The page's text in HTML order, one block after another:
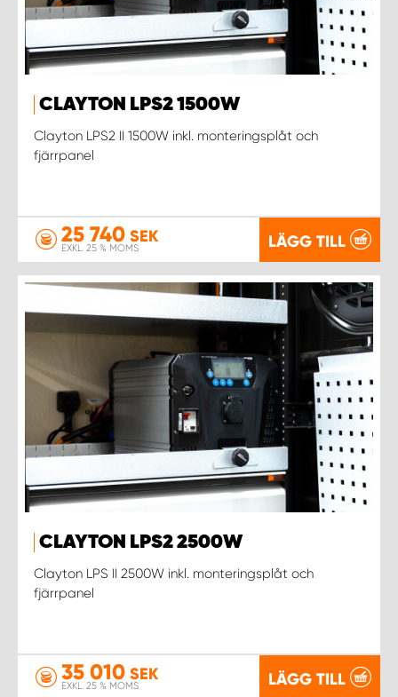
CLAYTON LPS2 1500W
Clayton LPS2 II 1500W inkl. monteringsplåt och
fjärrpanel
25 740 SEK
EXKL. 25 % MOMS LÄGG TILL
CLAYTON LPS2 2500W
Clayton LPS II 2500W inkl. monteringsplåt och
fjärrpanel
35 010 SEK
EXKL. 25 % MOMS LÄGG TILL